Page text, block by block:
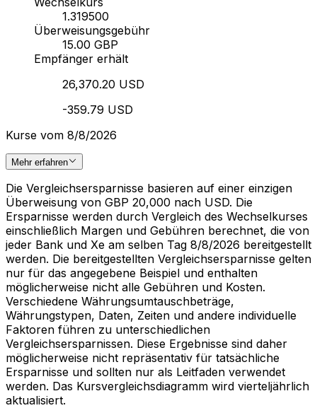
1.319500
Überweisungsgebühr
15.00 GBP
Empfänger erhält
26,370.20 USD
-359.79 USD
Kurse vom 8/8/2026
Mehr erfahren
Die Vergleichsersparnisse basieren auf einer einzigen
Überweisung von GBP 20,000 nach USD. Die
Ersparnisse werden durch Vergleich des Wechselkurses
einschließlich Margen und Gebühren berechnet, die von
jeder Bank und Xe am selben Tag 8/8/2026 bereitgestellt
werden. Die bereitgestellten Vergleichsersparnisse gelten
nur für das angegebene Beispiel und enthalten
möglicherweise nicht alle Gebühren und Kosten.
Verschiedene Währungsumtauschbeträge,
Währungstypen, Daten, Zeiten und andere individuelle
Faktoren führen zu unterschiedlichen
Vergleichsersparnissen. Diese Ergebnisse sind daher
möglicherweise nicht repräsentativ für tatsächliche
Ersparnisse und sollten nur als Leitfaden verwendet
werden. Das Kursvergleichsdiagramm wird vierteljährlich
aktualisiert.